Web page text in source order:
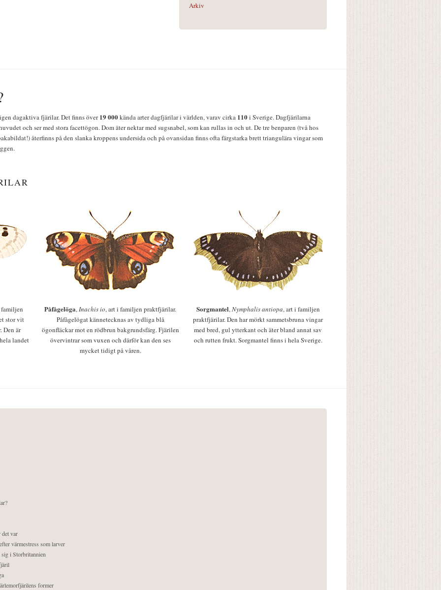
Arkiv
dagaktiva fjärilar. Det finns över19 000kända arter dagfjärilar i världen, varav cirka 110i Sverige. Dagfjärilarna
och ser med stora facettögon. Dom äter nektar med sugsnabel, som kan rullas in och ut. De tre benparen (två hos
återfinns på den slanka kroppens undersida och på ovansidan finns ofta färgstarka brett triangulära vingar som
stor vit
Den är
landet
Påfågelöga,Inachis io, art i familjen praktfjärilar.
Påfågelögat kännetecknas av tydliga blå
ögonfläckar mot en rödbrun bakgrundsfärg. Fjärilen
övervintrar som vuxen och därför kan den ses
mycket tidigt på våren.
Sorgmantel,Nymphalis antiopa, art i familjen
praktfjärilar. Den har mörkt sammetsbruna vingar
med bred, gul ytterkant och äter bland annat sav
och rutten frukt. Sorgmantel finns i hela Sverige.
det var
värmestress som larver
i Storbritannien
former